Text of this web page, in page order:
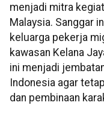
menjadi mitra
Malaysia. Sanggar
keluarga pekerja
kawasan Kelana
ini menjadi
Indonesia agar
dan pembinaan